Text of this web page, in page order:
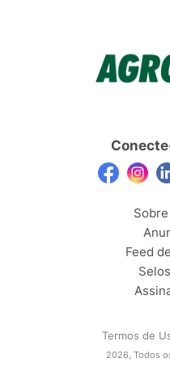
Feed
Termos de
2026, Todos